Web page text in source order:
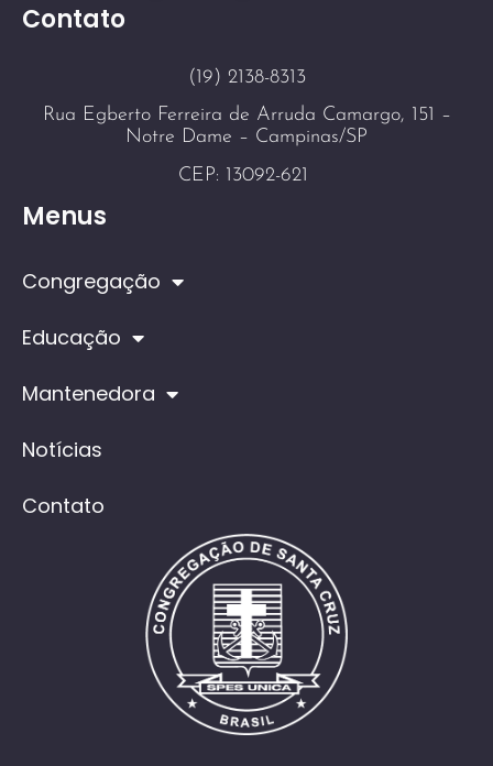
Contato
(19) 2138-8313
Rua Egberto Ferreira de Arruda Camargo, 151 –
Notre Dame – Campinas/SP
CEP: 13092-621
Menus
Congregação
Educação
Mantenedora
Notícias
Contato